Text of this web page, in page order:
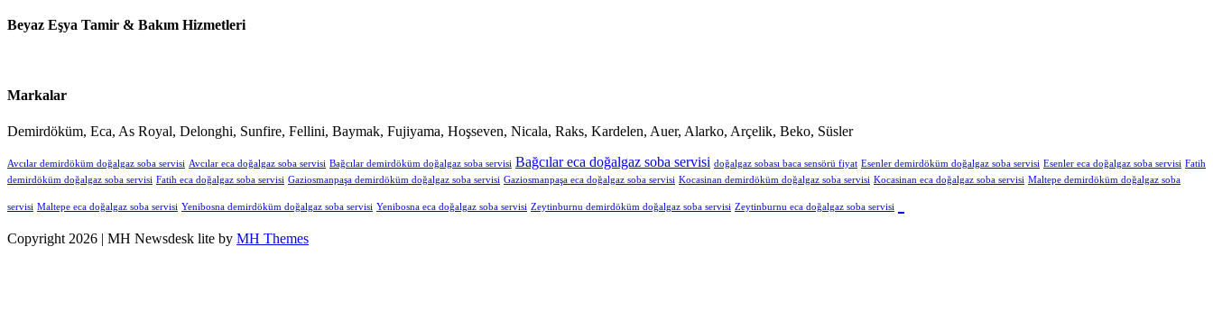
Beyaz Eşya Tamir & Bakım Hizmetleri
Markalar
Demirdöküm, Eca, As Royal, Delonghi, Sunfire, Fellini, Baymak, Fujiyama, Hoşseven, Nicala, Raks, Kardelen, Auer, Alarko, Arçelik, Beko, Süsler
Avcılar demirdöküm doğalgaz soba servisi Avcılar eca doğalgaz soba servisi Bağcılar demirdöküm doğalgaz soba servisi Bağcılar eca doğalgaz soba servisi doğalgaz sobası baca sensörü fiyat Esenler demirdöküm doğalgaz soba servisi Esenler eca doğalgaz soba servisi Fatih
demirdöküm doğalgaz soba servisi Fatih eca doğalgaz soba servisi Gaziosmanpaşa demirdöküm doğalgaz soba servisi Gaziosmanpaşa eca doğalgaz soba servisi Kocasinan demirdöküm doğalgaz soba servisi Kocasinan eca doğalgaz soba servisi Maltepe demirdöküm doğalgaz soba
servisi Maltepe eca doğalgaz soba servisi Yenibosna demirdöküm doğalgaz soba servisi Yenibosna eca doğalgaz soba servisi Zeytinburnu demirdöküm doğalgaz soba servisi Zeytinburnu eca doğalgaz soba servisi
Copyright 2026 | MH Newsdesk lite by MH Themes